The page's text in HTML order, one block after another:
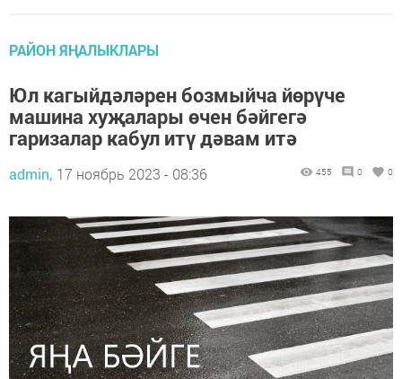
РАЙОН ЯҢАЛЫКЛАРЫ
Юл кагыйдәләрен бозмыйча йөрүче
машина хуҗалары өчен бәйгегә
гаризалар кабул итү дәвам итә
admin, 17 ноябрь 2023 - 08:36 455 0 0